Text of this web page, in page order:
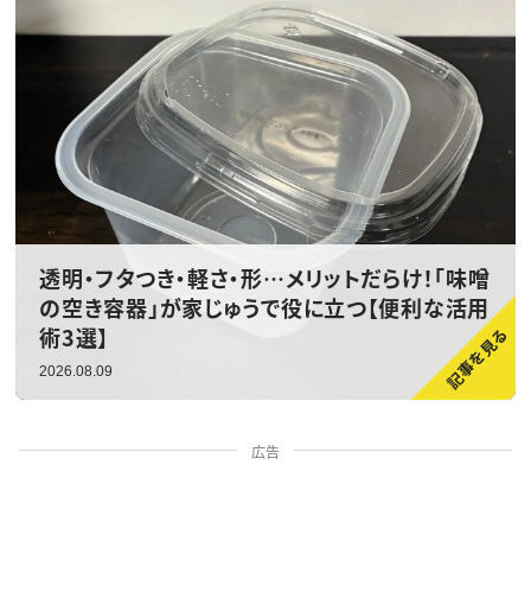
透明・フタつき・軽さ・形…メリットだらけ！「味噌
の空き容器」が家じゅうで役に立つ【便利な活用
術3選】
2026.08.09
広告